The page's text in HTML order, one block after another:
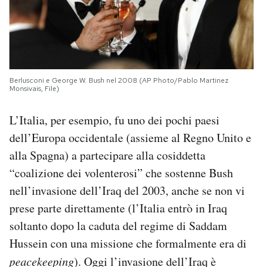
Berlusconi e George W. Bush nel 2008 (AP Photo/Pablo Martinez
Monsivais, File)
L’Italia, per esempio, fu uno dei pochi paesi
dell’Europa occidentale (assieme al Regno Unito e
alla Spagna) a partecipare alla cosiddetta
“coalizione dei volenterosi” che sostenne Bush
nell’invasione dell’Iraq del 2003, anche se non vi
prese parte direttamente (l’Italia entrò in Iraq
soltanto dopo la caduta del regime di Saddam
Hussein con una missione che formalmente era di
peacekeeping). Oggi l’invasione dell’Iraq è